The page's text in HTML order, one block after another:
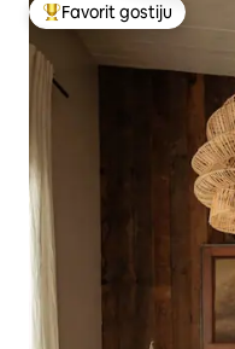
Glavni favorit gostiju
Favorit gostiju